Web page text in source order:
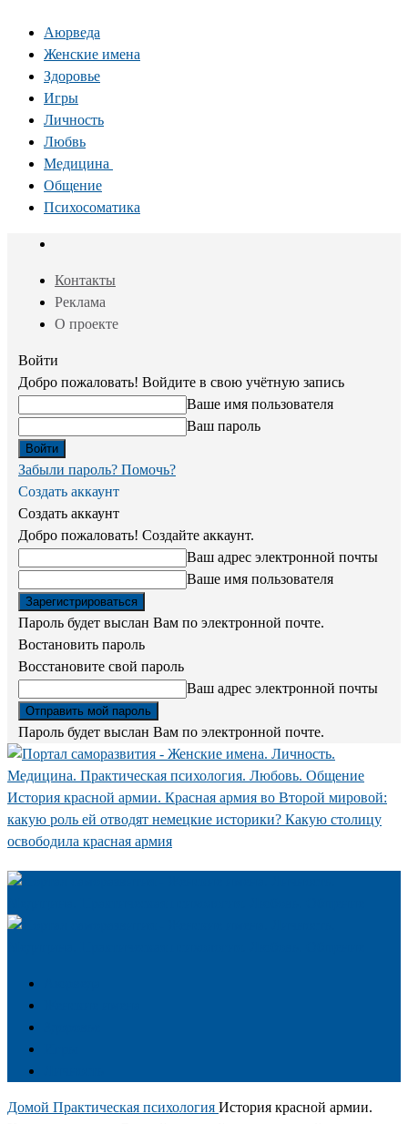
Аюрведа
Женские имена
Здоровье
Игры
Личность
Любвь
Медицина
Общение
Психосоматика
Контакты
Реклама
О проекте
Войти
Добро пожаловать! Войдите в свою учётную запись
Ваше имя пользователя
Ваш пароль
Забыли пароль? Помочь?
Создать аккаунт
Создать аккаунт
Добро пожаловать! Создайте аккаунт.
Ваш адрес электронной почты
Ваше имя пользователя
Пароль будет выслан Вам по электронной почте.
Востановить пароль
Восстановите свой пароль
Ваш адрес электронной почты
Пароль будет выслан Вам по электронной почте.
История красной армии. Красная армия во Второй мировой:
какую роль ей отводят немецкие историки? Какую столицу
освободила красная армия
Домой Практическая психология История красной армии.